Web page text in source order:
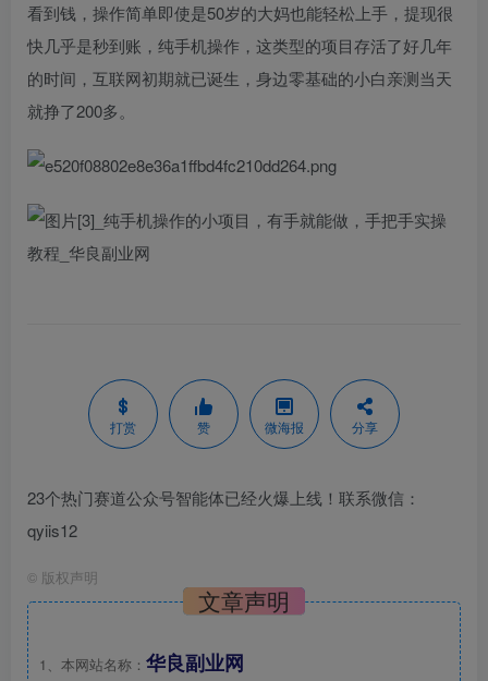
看到钱，操作简单即使是50岁的大妈也能轻松上手，提现很
快几乎是秒到账，纯手机操作，这类型的项目存活了好几年
的时间，互联网初期就已诞生，身边零基础的小白亲测当天
就挣了200多。
打赏 赞 微海报 分享
23个热门赛道公众号智能体已经火爆上线！联系微信：
qyiis12
© 版权声明
文章声明
1、本网站名称： 华良副业网